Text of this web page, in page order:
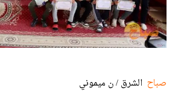
صباح الشرق / ن ميموني